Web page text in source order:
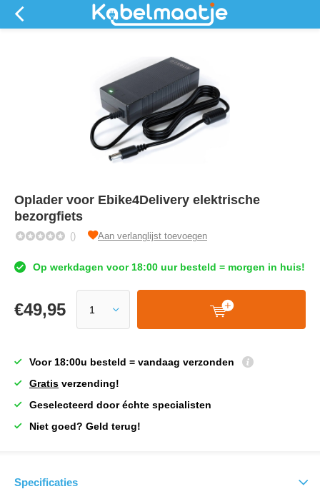
Oplader voor Ebike4Delivery elektrische
bezorgfiets
() Aan verlanglijst toevoegen
Op werkdagen voor 18:00 uur besteld = morgen in huis!
€49,95
Voor 18:00u besteld = vandaag verzonden
Gratis verzending!
Geselecteerd door échte specialisten
Niet goed? Geld terug!
Specificaties